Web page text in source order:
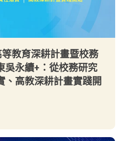
教育深耕計畫暨校務
吳永續+：從校務研究
、高教深耕計畫實踐開